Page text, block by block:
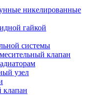
никелированные
гайкой
системы
клапан
узел
клапан